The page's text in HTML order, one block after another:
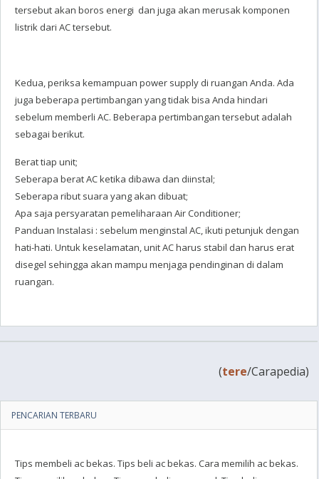
tersebut akan boros energi dan juga akan merusak komponen
listrik dari AC tersebut.
Kedua, periksa kemampuan power supply di ruangan Anda. Ada
juga beberapa pertimbangan yang tidak bisa Anda hindari
sebelum memberli AC. Beberapa pertimbangan tersebut adalah
sebagai berikut.
Berat tiap unit;
Seberapa berat AC ketika dibawa dan diinstal;
Seberapa ribut suara yang akan dibuat;
Apa saja persyaratan pemeliharaan Air Conditioner;
Panduan Instalasi : sebelum menginstal AC, ikuti petunjuk dengan
hati-hati. Untuk keselamatan, unit AC harus stabil dan harus erat
disegel sehingga akan mampu menjaga pendinginan di dalam
ruangan.
(tere/Carapedia)
PENCARIAN TERBARU
Tips membeli ac bekas. Tips beli ac bekas. Cara memilih ac bekas.